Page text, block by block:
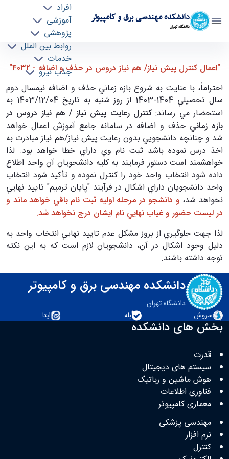
دانشکده مهندسی برق و کامپیوتر
دانشگاه تهران
افراد
آموزشی
پژوهشی
روابط بین الملل
خدمات
جذب نیرو
اعمال كنترل پيش نياز/ هم نياز دروس در حذف و
اضافه - 4032 - ece- دانشکده مهندسی برق و
کامپیوتر
"اعمال كنترل پيش نياز/ هم نياز دروس در حذف و اضافه - 4032"
احتراماً، با عنايت به شروع بازه زماني حذف و اضافه نيمسال دوم
سال تحصيلي 1404-1403 از روز شنبه به تاريخ 1403/12/04 به
استحضار مي رساند:كنترل رعايت پيش نياز / هم نياز دروس در
بازه زماني حذف و اضافه در سامانه جامع آموزش اعمال خواهد
شد و چنانچه دانشجويي بدون رعايت پيش نياز/هم نياز مبادرت به
اخذ درس نموده باشد ثبت نام وي داراي خطا خواهد بود. لذا
خواهشمند است دستور فرمايند به كليه دانشجويان آن واحد اطلاع
داده شود انتخاب واحد خود را كنترل نموده و تأكيد شود انتخاب
واحد دانشجويان داراي اشكال در فرآيند "پايان ترميم" تاييد نهايي
نخواهد شد، و دانشجو در مرحله اوليه ثبت نام باقي خواهد ماند و
در ليست حضور و غياب نهايي نام ايشان درج نخواهد شد.
لذا جهت جلوگيري از بروز مشكل عدم تاييد نهايي انتخاب واحد به
دليل وجود اشكال در آن، دانشجويان لازم است که به این نکته
توجه داشته باشند.
دانشکده مهندسی برق و کامپیوتر
دانشگاه تهران
سروش
بله ایتا
بخش های دانشکده
قدرت
سیستم های دیجیتال
هوش ماشین و رباتیک
فناوری اطلاعات
معماری کامپیوتر
مهندسی پزشکی
نرم افزار
کنترل